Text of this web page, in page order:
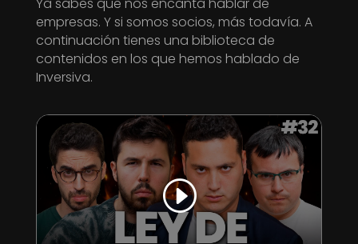
Ya sabes que nos encanta hablar de
empresas. Y si somos socios, más todavía. A
continuación tienes una biblioteca de
contenidos en los que hemos hablado de
Inversiva.